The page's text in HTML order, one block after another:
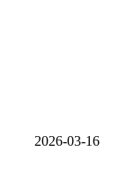
2026-03-16